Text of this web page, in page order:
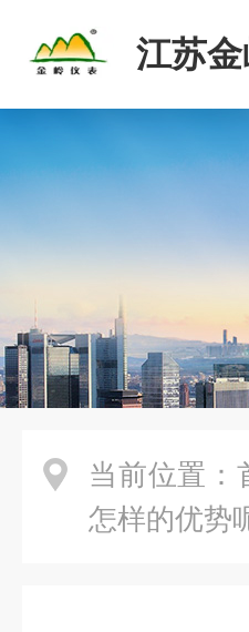
江苏
当前位置：
怎样的优势